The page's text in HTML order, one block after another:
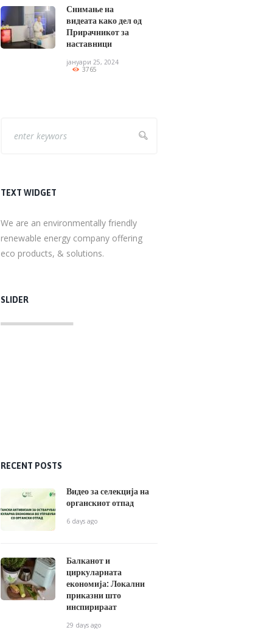
Снимање на
видеата како дел од
Прирачникот за
наставници
јануари 25, 2024
3765
TEXT WIDGET
We are an environmentally friendly
renewable energy company offering
eco products, & solutions.
SLIDER
RECENT POSTS
Видео за селекција на
органскиот отпад
6 days ago
Балканот и
циркуларната
економија: Локални
приказни што
инспирираат
29 days ago